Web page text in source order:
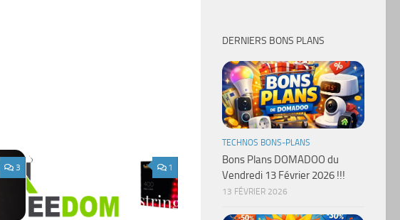
3 1
DERNIERS BONS PLANS
TECHNOS BONS-PLANS
Bons Plans DOMADOO du
Vendredi 13 Février 2026 !!!
13 FÉVRIER 2026